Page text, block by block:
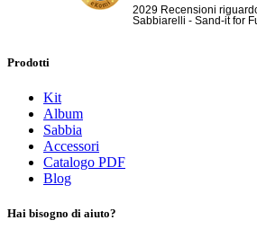
2029 Recensioni
Sabbiarelli - Sand-it for
Prodotti
Kit
Album
Sabbia
Accessori
Catalogo PDF
Blog
Hai bisogno di aiuto?